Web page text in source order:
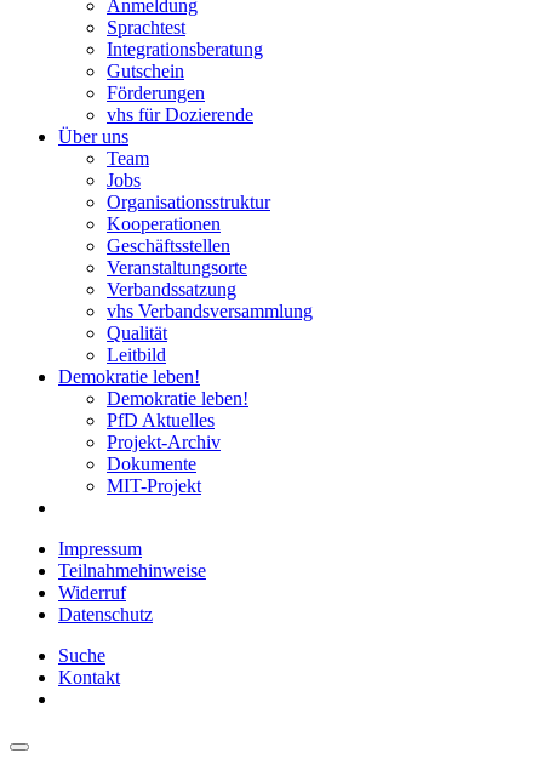
Anmeldung
Sprachtest
Integrationsberatung
Gutschein
Förderungen
vhs für Dozierende
Über uns
Team
Jobs
Organisationsstruktur
Kooperationen
Geschäftsstellen
Veranstaltungsorte
Verbandssatzung
vhs Verbandsversammlung
Qualität
Leitbild
Demokratie leben!
Demokratie leben!
PfD Aktuelles
Projekt-Archiv
Dokumente
MIT-Projekt
Impressum
Teilnahmehinweise
Widerruf
Datenschutz
Suche
Kontakt